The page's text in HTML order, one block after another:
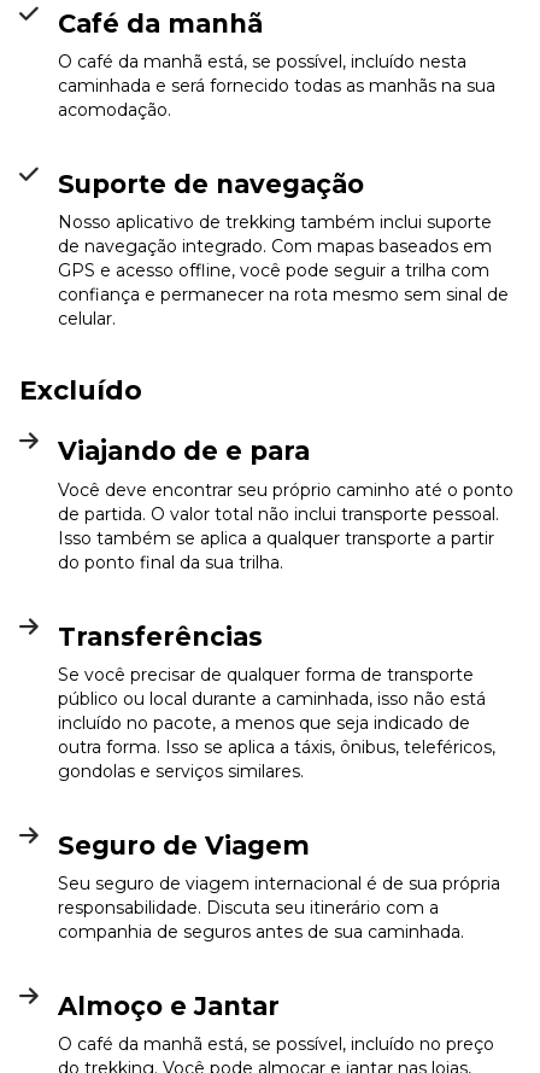
Café da manhã
O café da manhã está, se possível, incluído nesta
caminhada e será fornecido todas as manhãs na sua
acomodação.
Suporte de navegação
Nosso aplicativo de trekking também inclui suporte
de navegação integrado. Com mapas baseados em
GPS e acesso offline, você pode seguir a trilha com
confiança e permanecer na rota mesmo sem sinal de
celular.
Excluído
Viajando de e para
Você deve encontrar seu próprio caminho até o ponto
de partida. O valor total não inclui transporte pessoal.
Isso também se aplica a qualquer transporte a partir
do ponto final da sua trilha.
Transferências
Se você precisar de qualquer forma de transporte
público ou local durante a caminhada, isso não está
incluído no pacote, a menos que seja indicado de
outra forma. Isso se aplica a táxis, ônibus, teleféricos,
gondolas e serviços similares.
Seguro de Viagem
Seu seguro de viagem internacional é de sua própria
responsabilidade. Discuta seu itinerário com a
companhia de seguros antes de sua caminhada.
Almoço e Jantar
O café da manhã está, se possível, incluído no preço
do trekking. Você pode almoçar e jantar nas lojas,